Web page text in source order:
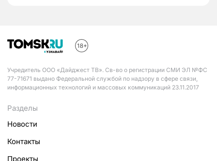
Учредитель ООО «Дайджест ТВ». Св-во о регистрации СМИ ЭЛ №ФС
77-71671 выдано Федеральной службой по надзору в сфере связи,
информационных технологий и массовых коммуникаций 23.11.2017
Разделы
Новости
Контакты
Проекты